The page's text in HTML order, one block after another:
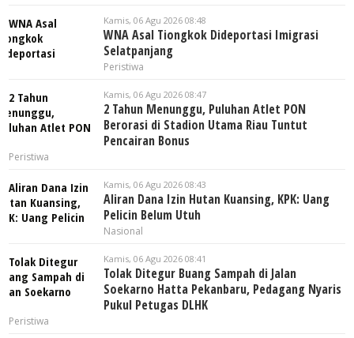
Kamis, 06 Agu 2026 08:48
WNA Asal Tiongkok Dideportasi Imigrasi
Selatpanjang
Peristiwa
Kamis, 06 Agu 2026 08:47
2 Tahun Menunggu, Puluhan Atlet PON
Berorasi di Stadion Utama Riau Tuntut
Pencairan Bonus
Peristiwa
Kamis, 06 Agu 2026 08:43
Aliran Dana Izin Hutan Kuansing, KPK: Uang
Pelicin Belum Utuh
Nasional
Kamis, 06 Agu 2026 08:41
Tolak Ditegur Buang Sampah di Jalan
Soekarno Hatta Pekanbaru, Pedagang Nyaris
Pukul Petugas DLHK
Peristiwa